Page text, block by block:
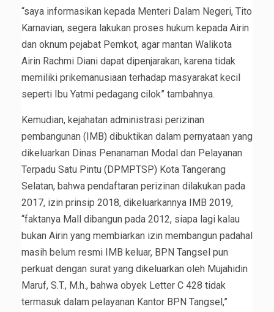
“saya informasikan kepada Menteri Dalam Negeri, Tito
Karnavian, segera lakukan proses hukum kepada Airin
dan oknum pejabat Pemkot, agar mantan Walikota
Airin Rachmi Diani dapat dipenjarakan, karena tidak
memiliki prikemanusiaan terhadap masyarakat kecil
seperti Ibu Yatmi pedagang cilok” tambahnya.
Kemudian, kejahatan administrasi perizinan
pembangunan (IMB) dibuktikan dalam pernyataan yang
dikeluarkan Dinas Penanaman Modal dan Pelayanan
Terpadu Satu Pintu (DPMPTSP) Kota Tangerang
Selatan, bahwa pendaftaran perizinan dilakukan pada
2017, izin prinsip 2018, dikeluarkannya IMB 2019,
“faktanya Mall dibangun pada 2012, siapa lagi kalau
bukan Airin yang membiarkan izin membangun padahal
masih belum resmi IMB keluar, BPN Tangsel pun
perkuat dengan surat yang dikeluarkan oleh Mujahidin
Maruf, S.T., M.h., bahwa obyek Letter C 428 tidak
termasuk dalam pelayanan Kantor BPN Tangsel,”